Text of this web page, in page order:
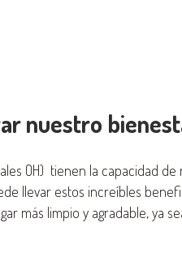
nuestro
OH) tienen la capacidad de
llevar estos increíbles
más limpio y agradable, ya